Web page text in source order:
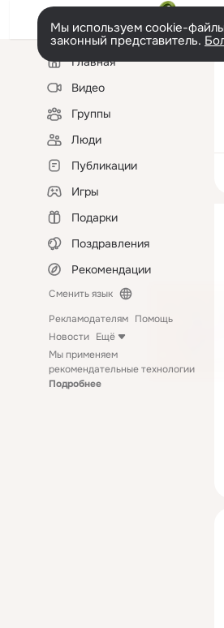
Мы используем cookie-
законный представитель.
Левая
колонкаГлавная
Видео
Группы
Люди
Публикации
Игры
Подарки
Поздравления
Рекомендации
Сменить язык
Рекламодателям Помощь
Новости Ещё
Мы применяем
рекомендательные технологии
Подробнее